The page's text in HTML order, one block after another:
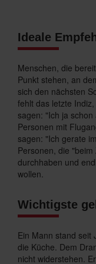
Ideale
Menschen, die
Punkt stehen, an
sich den nächsten
fehlt das letzte
sagen: "Ich ja
Personen mit
sagen: "Ich gerate
Personen, die
durchhaben und
wollen.
Wichtigste
Ein Mann stand seit
die Küche. Dem
nicht widerstehen.